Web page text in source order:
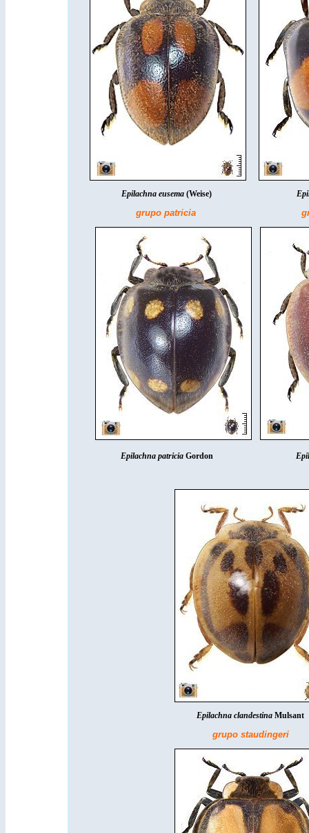
Epilachna eusema (Weise)
grupo patricia
Epilachna patricia Gordon
Epilachna clandestina Mulsant
grupo